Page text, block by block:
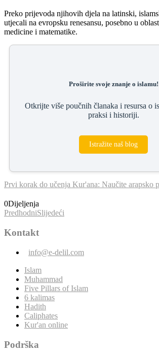
Preko prijevoda njihovih djela na latinski,
utjecali na evropsku renesansu, posebno u
medicine i matematike.
Proširite svoje znanje o islamu!
Otkrijte više poučnih članaka i resursa o
praksi i historiji.
Istražite naš blog
Prvi korak do učenja Kur'ana: Naučite arapsko
0Dijeljenja
PredhodniSlijedeći
Kontakt
info@e-delil.com
Islam
Muhammad
Five Pillars of Islam
6 kalimas
Hadith
Caliphates
Kur'an online
Podrška